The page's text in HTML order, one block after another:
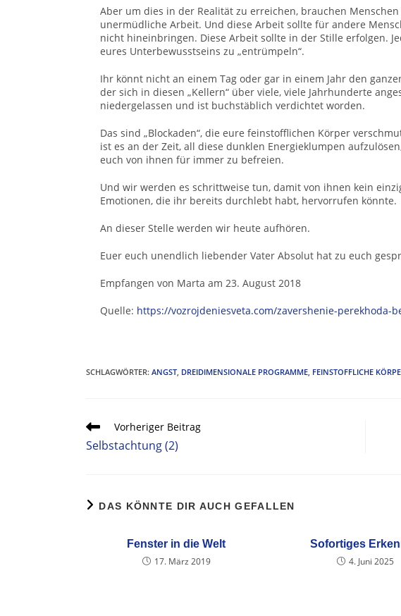
Aber um dies in der Realität zu erreichen, brauchen
unermüdliche Arbeit. Und diese Arbeit sollte für andere
nicht hineinbringen. Diese Arbeit sollte in der Stille erfolgen.
eures Unterbewusstseins zu „entrümpeln“.
Ihr könnt nicht an einem Tag oder gar in einem Jahr den
der sich in diesen „Kellern“ über viele, viele Jahrhunderte
niedergelassen und ist buchstäblich verdichtet worden.
Das sind „Blockaden“, die eure feinstofflichen Körper
ist es an der Zeit, all diese dunklen Energieklumpen
euch von ihnen für immer zu befreien.
Und wir werden es schrittweise tun, damit von ihnen kein
Emotionen, die ihr bereits durchlebt habt, hervorrufen könnte.
An dieser Stelle werden wir heute aufhören.
Euer euch unendlich liebender Vater Absolut hat zu euch
Empfangen von Marta am 23. August 2018
Quelle: https://vozrojdeniesveta.com/zavershenie-perekhoda-
SCHLAGWÖRTER: ANGST, DREIDIMENSIONALE PROGRAMME, FEINSTOFFLICHE
Vorheriger Beitrag
Selbstachtung (2)
DAS KÖNNTE DIR AUCH GEFALLEN
Fenster in die Welt
17. März 2019
Sofortiges
4. Juni 2025